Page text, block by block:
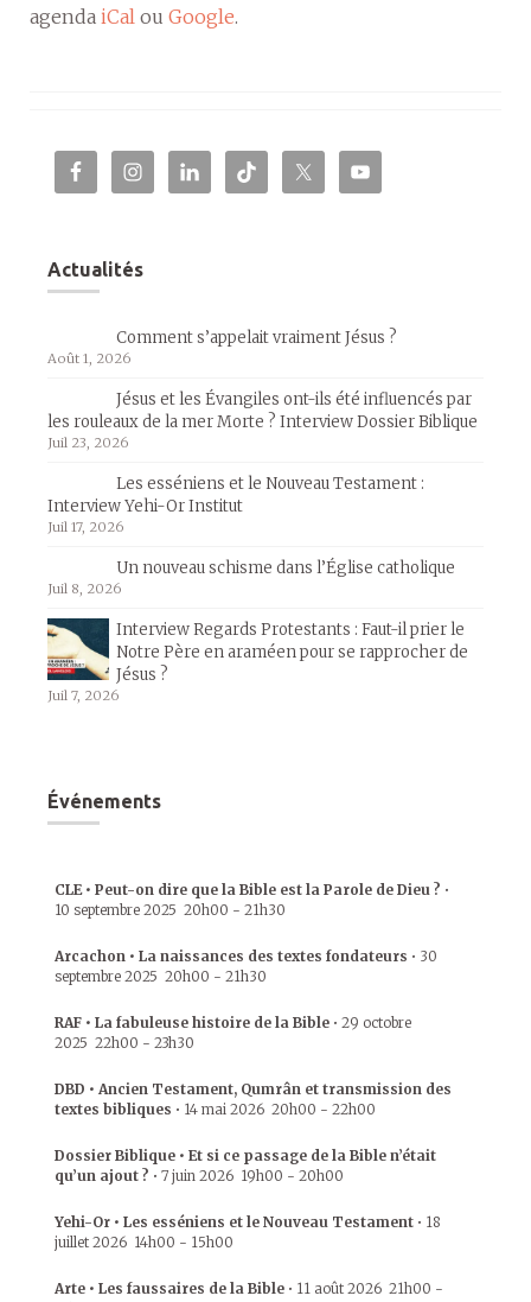
agenda iCal ou Google.
Actualités
Comment s’appelait vraiment Jésus ?
Août 1, 2026
Jésus et les Évangiles ont-ils été influencés par
les rouleaux de la mer Morte ? Interview Dossier Biblique
Juil 23, 2026
Les esséniens et le Nouveau Testament :
Interview Yehi-Or Institut
Juil 17, 2026
Un nouveau schisme dans l’Église catholique
Juil 8, 2026
Interview Regards Protestants : Faut-il prier le
Notre Père en araméen pour se rapprocher de
Jésus ?
Juil 7, 2026
Événements
CLE • Peut-on dire que la Bible est la Parole de Dieu ? •
10 septembre 2025 20h00 - 21h30
Arcachon • La naissances des textes fondateurs • 30
septembre 2025 20h00 - 21h30
RAF • La fabuleuse histoire de la Bible • 29 octobre
2025 22h00 - 23h30
DBD • Ancien Testament, Qumrân et transmission des
textes bibliques • 14 mai 2026 20h00 - 22h00
Dossier Biblique • Et si ce passage de la Bible n’était
qu’un ajout ? • 7 juin 2026 19h00 - 20h00
Yehi-Or • Les esséniens et le Nouveau Testament • 18
juillet 2026 14h00 - 15h00
Arte • Les faussaires de la Bible • 11 août 2026 21h00 -